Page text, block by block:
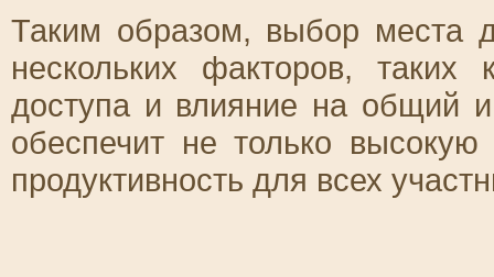
Таким образом, выбор места
нескольких факторов, таких
доступа и влияние на общий
обеспечит не только
продуктивность для всех